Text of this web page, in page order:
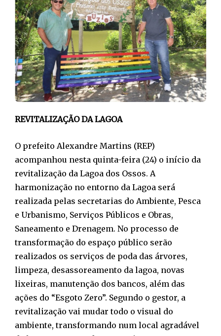
REVITALIZAÇÃO DA LAGOA
O prefeito Alexandre Martins (REP)
acompanhou nesta quinta-feira (24) o início da
revitalização da Lagoa dos Ossos. A
harmonização no entorno da Lagoa será
realizada pelas secretarias do Ambiente, Pesca
e Urbanismo, Serviços Públicos e Obras,
Saneamento e Drenagem. No processo de
transformação do espaço público serão
realizados os serviços de poda das árvores,
limpeza, desassoreamento da lagoa, novas
lixeiras, manutenção dos bancos, além das
ações do “Esgoto Zero”. Segundo o gestor, a
revitalização vai mudar todo o visual do
ambiente, transformando num local agradável